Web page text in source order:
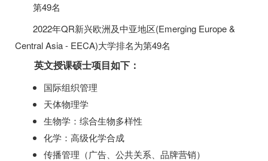
第49名
2022年QR新兴欧洲及中亚地区(Emerging Europe &
Central Asia - EECA)大学排名为第49名
英文授课硕士项目如下：
国际组织管理
天体物理学
生物学：综合生物多样性
化学：高级化学合成
传播管理（广告、公共关系、品牌营销）